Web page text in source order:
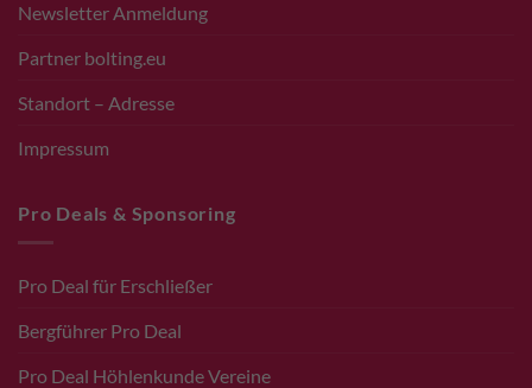
Newsletter Anmeldung
Partner bolting.eu
Standort – Adresse
Impressum
Pro Deals & Sponsoring
Pro Deal für Erschließer
Bergführer Pro Deal
Pro Deal Höhlenkunde Vereine